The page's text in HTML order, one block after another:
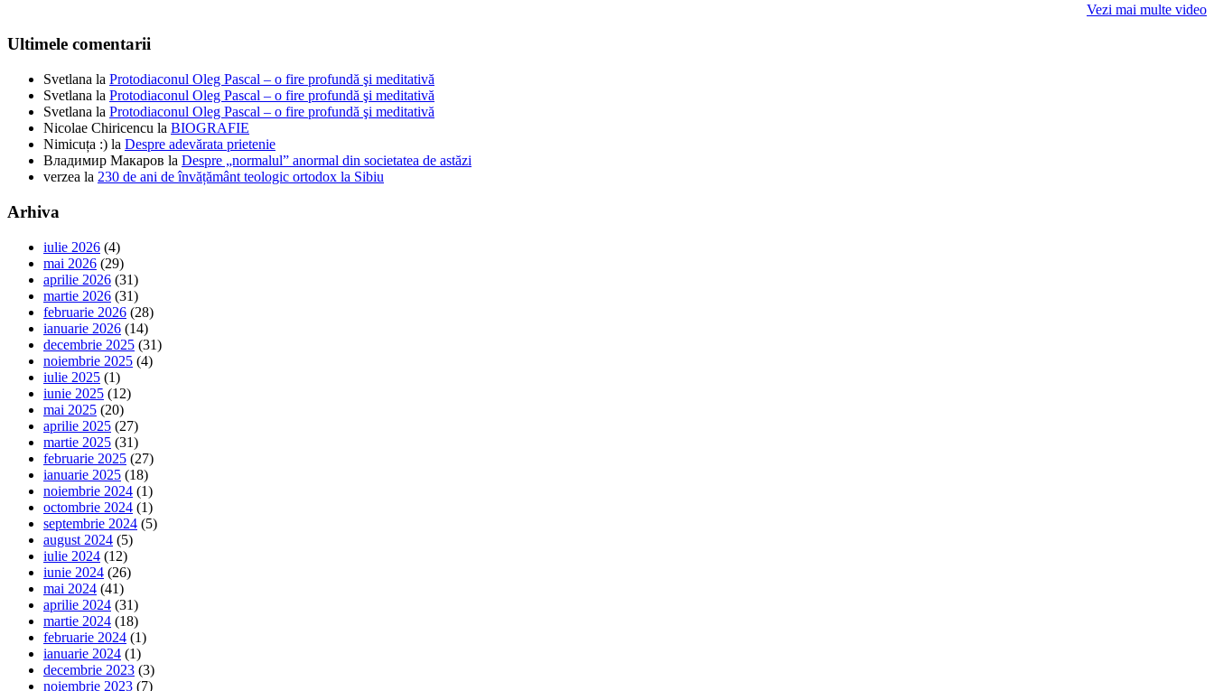
Vezi mai multe video
Ultimele comentarii
Svetlana la Protodiaconul Oleg Pascal – o fire profundă şi meditativă
Svetlana la Protodiaconul Oleg Pascal – o fire profundă şi meditativă
Svetlana la Protodiaconul Oleg Pascal – o fire profundă şi meditativă
Nicolae Chiricencu la BIOGRAFIE
Nimicuța :) la Despre adevărata prietenie
Владимир Макаров la Despre „normalul” anormal din societatea de astăzi
verzea la 230 de ani de învățământ teologic ortodox la Sibiu
Arhiva
iulie 2026 (4)
mai 2026 (29)
aprilie 2026 (31)
martie 2026 (31)
februarie 2026 (28)
ianuarie 2026 (14)
decembrie 2025 (31)
noiembrie 2025 (4)
iulie 2025 (1)
iunie 2025 (12)
mai 2025 (20)
aprilie 2025 (27)
martie 2025 (31)
februarie 2025 (27)
ianuarie 2025 (18)
noiembrie 2024 (1)
octombrie 2024 (1)
septembrie 2024 (5)
august 2024 (5)
iulie 2024 (12)
iunie 2024 (26)
mai 2024 (41)
aprilie 2024 (31)
martie 2024 (18)
februarie 2024 (1)
ianuarie 2024 (1)
decembrie 2023 (3)
noiembrie 2023 (7)